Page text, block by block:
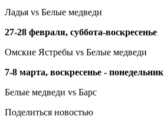
Ладья vs Белые медведи
27-28 февраля, суббота-воскресенье
Омские Ястребы vs Белые медведи
7-8 марта, воскресенье - понедельник
Белые медведи vs Барс
Поделиться новостью